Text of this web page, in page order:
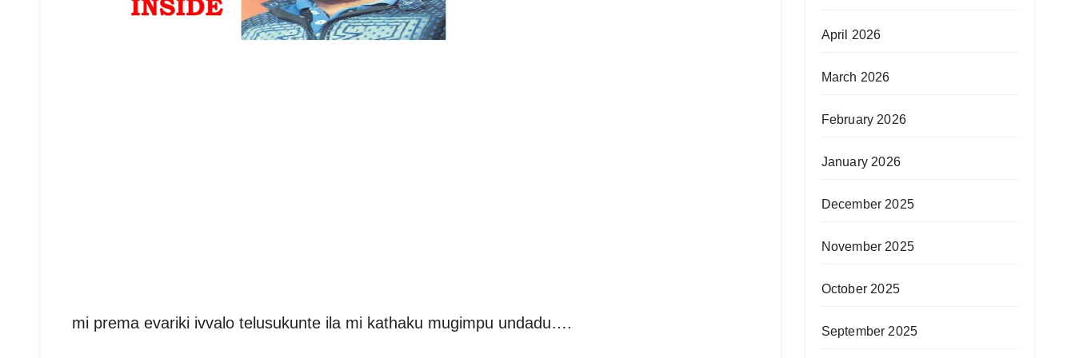
mi prema evariki ivvalo telusukunte ila mi kathaku mugimpu undadu….
April 2026
March 2026
February 2026
January 2026
December 2025
November 2025
October 2025
September 2025